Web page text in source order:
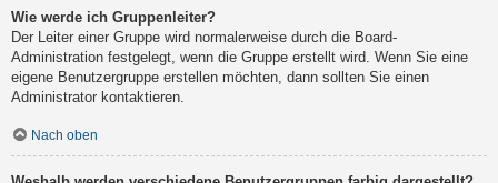
Wie werde ich Gruppenleiter?
Der Leiter einer Gruppe wird normalerweise durch die Board-
Administration festgelegt, wenn die Gruppe erstellt wird. Wenn Sie eine
eigene Benutzergruppe erstellen möchten, dann sollten Sie einen
Administrator kontaktieren.
Nach oben